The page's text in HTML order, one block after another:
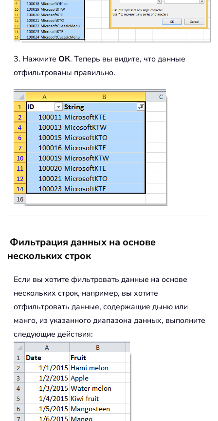
3. Нажмите ОК. Теперь вы видите, что данные
отфильтрованы правильно.
Фильтрация данных на основе
нескольких строк
Если вы хотите фильтровать данные на основе
нескольких строк, например, вы хотите
отфильтровать данные, содержащие дыню или
манго, из указанного диапазона данных, выполните
следующие действия: